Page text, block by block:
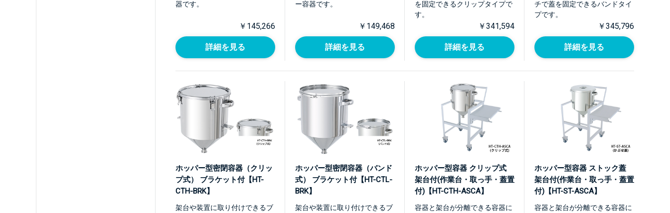
器です。
￥145,266
詳細を見る
ー容器です。
￥149,468
詳細を見る
を固定できるクリップタイプで
す。
￥341,594
詳細を見る
チで蓋を固定できるバンドタイ
プです。
￥345,796
詳細を見る
ホッパー型密閉容器（クリッ
プ式） ブラケット付【HT-
CTH-BRK】
架台や装置に取り付けできるブ
ホッパー型密閉容器（バンド
式） ブラケット付【HT-CTL-
BRK】
架台や装置に取り付けできるブ
ホッパー型容器 クリップ式
架台付(作業台・取っ手・蓋置
付)【HT-CTH-ASCA】
容器と架台が分離できる容器に
ホッパー型容器 ストック蓋
架台付(作業台・取っ手・蓋置
付)【HT-ST-ASCA】
容器と架台が分離できる容器に